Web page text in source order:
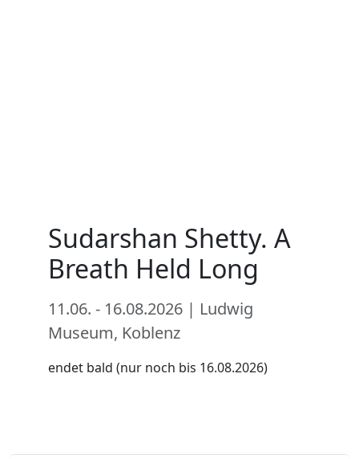
Sudarshan Shetty. A
Breath Held Long
11.06. - 16.08.2026 | Ludwig
Museum, Koblenz
endet bald (nur noch bis 16.08.2026)